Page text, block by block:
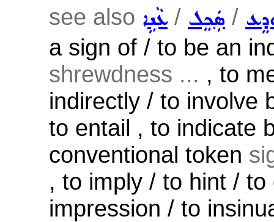
see also ܥܵܢܹܐ / ܣܲܟܸܠ /
a sign of / to be an
shrewdness ... , to
indirectly / to involve
to entail , to indicate
conventional token
, to imply / to hint /
impression / to